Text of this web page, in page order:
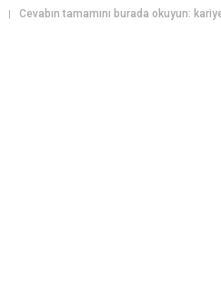
| Cevabın tamamını burada okuyun: